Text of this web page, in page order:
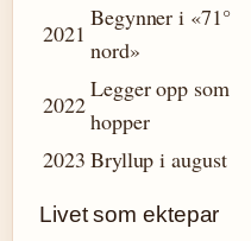
2021
Begynner i «71°
nord»
2022
Legger opp som
hopper
2023 Bryllup i august
Livet som ektepar